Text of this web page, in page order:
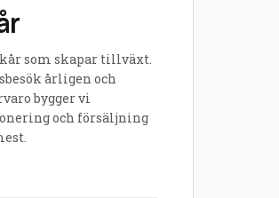
som skapar tillväxt.
årligen och
bygger vi
och försäljning